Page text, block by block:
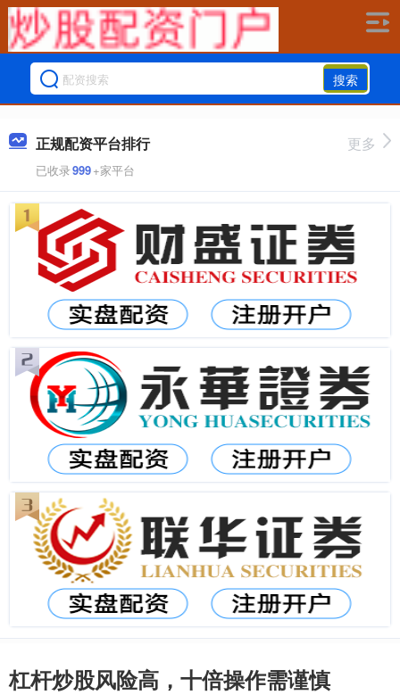
搜索
正规配资平台排行
已收录999+家平台
更多
杠杆炒股风险高，十倍操作需谨慎